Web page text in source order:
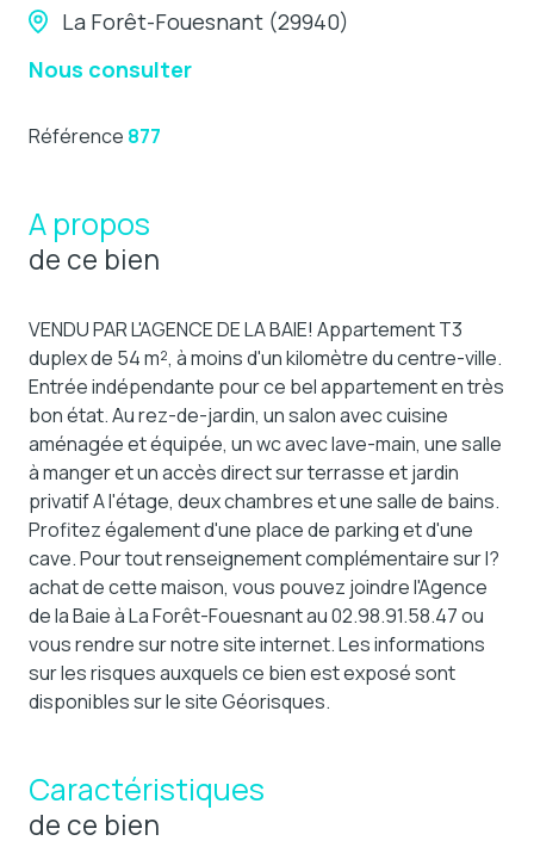
La Forêt-Fouesnant (29940)
Nous consulter
Référence 877
A propos
de ce bien
VENDU PAR L'AGENCE DE LA BAIE! Appartement T3
duplex de 54 m², à moins d'un kilomètre du centre-ville.
Entrée indépendante pour ce bel appartement en très
bon état. Au rez-de-jardin, un salon avec cuisine
aménagée et équipée, un wc avec lave-main, une salle
à manger et un accès direct sur terrasse et jardin
privatif A l'étage, deux chambres et une salle de bains.
Profitez également d'une place de parking et d'une
cave. Pour tout renseignement complémentaire sur l?
achat de cette maison, vous pouvez joindre l'Agence
de la Baie à La Forêt-Fouesnant au 02.98.91.58.47 ou
vous rendre sur notre site internet. Les informations
sur les risques auxquels ce bien est exposé sont
disponibles sur le site Géorisques.
Caractéristiques
de ce bien